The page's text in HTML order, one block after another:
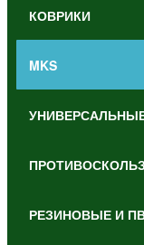
КОВРИКИ
MKS
РЕЗИНОВЫЕ И